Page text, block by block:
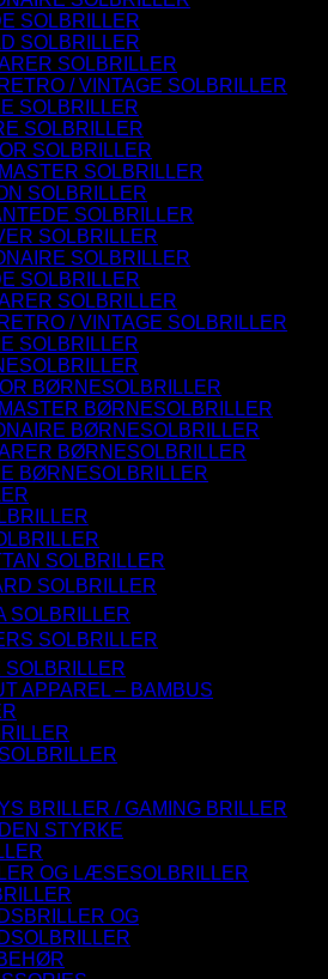
SOLBRILLER
SOLBRILLER
SOLBRILLER
/ VINTAGE SOLBRILLER
SOLBRILLER
SOLBRILLER
SOLBRILLER
SOLBRILLER
SOLBRILLER
SOLBRILLER
SOLBRILLER
SOLBRILLER
SOLBRILLER
SOLBRILLER
/ VINTAGE SOLBRILLER
SOLBRILLER
BØRNESOLBRILLER
BØRNESOLBRILLER
BØRNESOLBRILLER
BØRNESOLBRILLER
BØRNESOLBRILLER
SOLBRILLER
SOLBRILLER
SOLBRILLER
SOLBRILLER
SOLBRILLER
APPAREL – BAMBUS
BRILLER / GAMING BRILLER
STYRKE
OG LÆSESOLBRILLER
OG